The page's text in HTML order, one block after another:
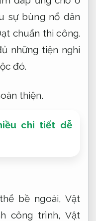
sự bùng nổ dân
chuẩn thi công.
những tiện nghi
đó.
thiện.
chi tiết dễ
bề ngoài, Vật
công trình, Vật